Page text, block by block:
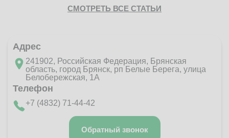
СМОТРЕТЬ ВСЕ СТАТЬИ
Адрес
241902, Российская Федерация, Брянская
область, город Брянск, рп Белые Берега, улица
Белобережская, 1А
Телефон
+7 (4832) 71-44-42
Обратный звонок